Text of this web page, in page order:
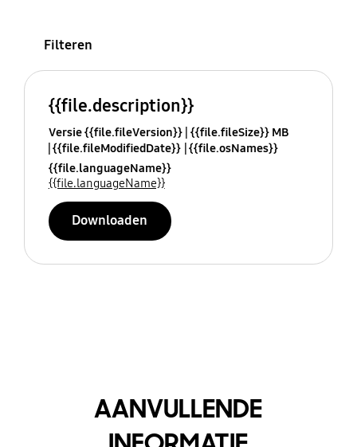
Filteren
{{file.description}}
Versie {{file.fileVersion}} {{file.fileSize}} MB
{{file.fileModifiedDate}} {{file.osNames}}
{{file.languageName}}
{{file.languageName}}
Downloaden
AANVULLENDE